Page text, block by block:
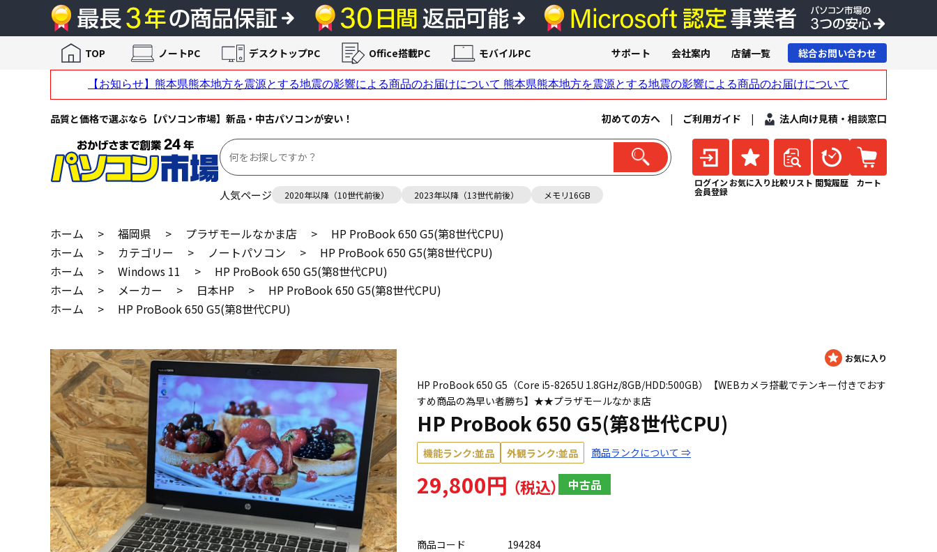
品質と価格で選ぶなら【パソコン市場】新品・中古パソコンが安い！ 初めての方へ | ご利用ガイド | 法人向け見積・相談窓口
人気ページ 2020年以降（10世代前後） 2023年以降（13世代前後） メモリ16GB
ログイン
会員登録
お気に入り 比較リスト 閲覧履歴 カート
TOP ノートPC デスクトップPC Office搭載PC モバイルPC サポート 会社案内 店舗一覧 総合お問い合わせ
ホーム > 福岡県 > プラザモールなかま店 >
HP ProBook 650 G5(第8世代CPU)
ホーム
> カテゴリー > ノートパソコン >
HP ProBook 650 G5(第8世代CPU)
ホーム
> Windows 11 >
HP ProBook 650 G5(第8世代CPU)
ホーム
> メーカー > 日本HP >
HP ProBook 650 G5(第8世代CPU)
ホーム
> HP ProBook 650 G5(第8世代CPU)
HP ProBook 650 G5（Core i5-8265U 1.8GHz/8GB/HDD:500GB）【WEBカメラ搭載でテンキー付きでおす
すめ商品の為早い者勝ち】★★プラザモールなかま店
HP ProBook 650 G5(第8世代CPU)
機能ランク:並品 外観ランク:並品 商品ランクについて ⇒
29,800円 中古品
商品コード
194284